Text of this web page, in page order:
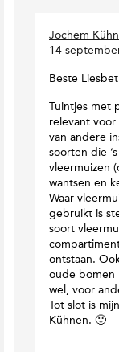
Jochem
14
Beste
Tuintjes met
relevant voor
van andere
soorten die
vleermuizen
wantsen en
Waar
gebruikt is
soort
ontstaan.
oude bomen
wel, voor
Tot slot is
Kühnen. 🙂